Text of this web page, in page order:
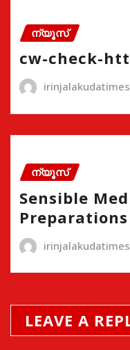
ന്യൂസ്
cw-check-
ന്യൂസ്
Sensible
Preparations
LEAVE A